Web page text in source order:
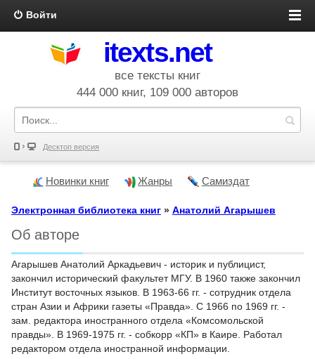
Войти
itexts.net
все тексты книг
444 000 книг, 109 000 авторов
Десктоп версия
Новинки книг Жанры Самиздат
Электронная библиотека книг » Анатолий Агарышев
Об авторе
Агарышев Анатолий Аркадьевич - историк и публицист,
закончил исторический факультет МГУ. В 1960 также закончил
Институт восточных языков. В 1963-66 гг. - сотрудник отдела
стран Азии и Африки газеты «Правда». С 1966 по 1969 гг. -
зам. редактора иностранного отдела «Комсомольской
правды». В 1969-1975 гг. - собкорр «КП» в Каире. Работал
редактором отдела иностранной информации.